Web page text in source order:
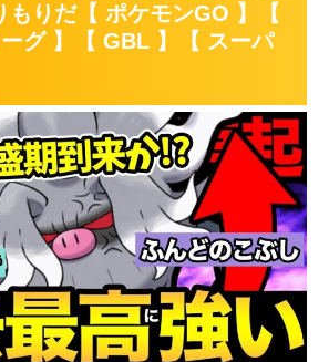
もりだ【 ポケモンGO 】【
グ 】【 GBL 】【 スーパ